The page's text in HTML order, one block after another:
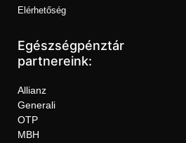
Elérhetőség
Egészségpénztár
partnereink:
Allianz
Generali
OTP
MBH